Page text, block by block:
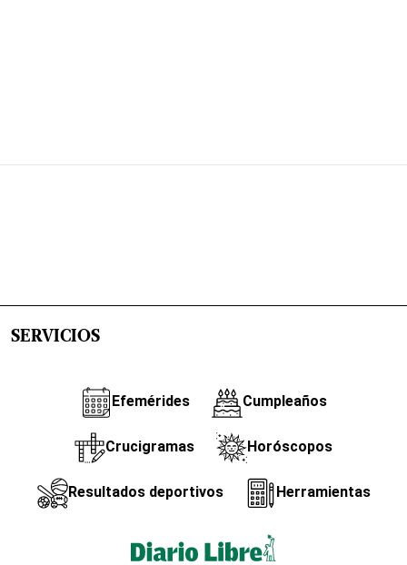
SERVICIOS
Efemérides Cumpleaños
Crucigramas Horóscopos
Resultados deportivos Herramientas